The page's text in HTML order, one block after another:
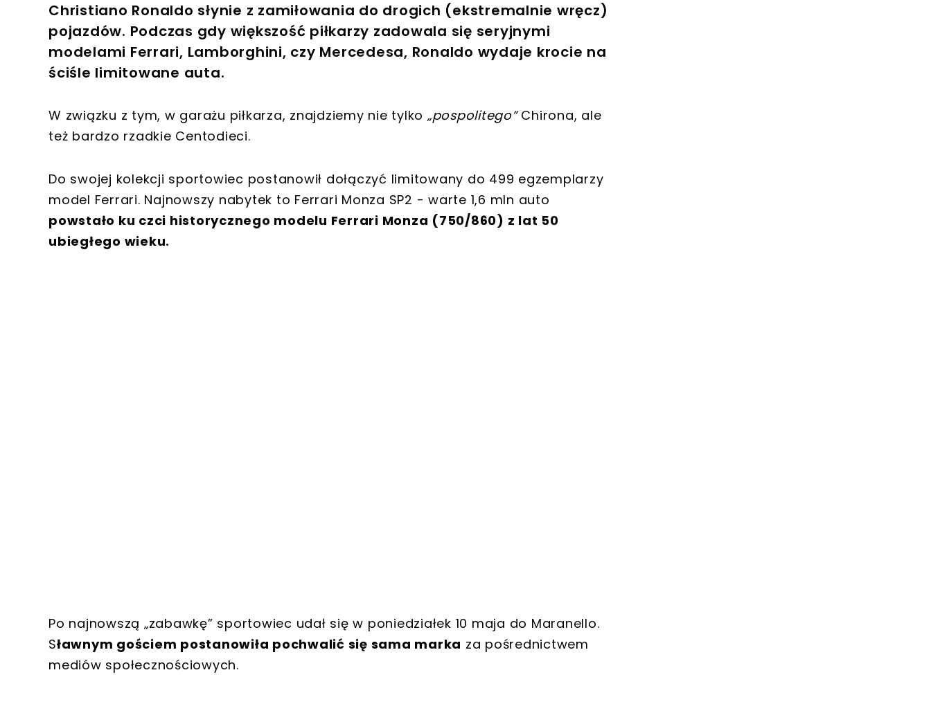
Christiano Ronaldo słynie z zamiłowania do drogich (ekstremalnie wręcz)
pojazdów. Podczas gdy większość piłkarzy zadowala się seryjnymi
modelami Ferrari, Lamborghini, czy Mercedesa, Ronaldo wydaje krocie na
ściśle limitowane auta.
W związku z tym, w garażu piłkarza, znajdziemy nie tylko „pospolitego”Chirona, ale
też bardzo rzadkie Centodieci.
Do swojej kolekcji sportowiec postanowił dołączyć limitowany do 499 egzemplarzy
model Ferrari. Najnowszy nabytek to Ferrari Monza SP2 - warte 1,6 mln auto
powstało ku czci historycznego modelu Ferrari Monza (750/860) z lat 50
ubiegłego wieku.
Po najnowszą „zabawkę” sportowiec udał się w poniedziałek 10 maja do Maranello.
Sławnym gościem postanowiła pochwalić się sama marka za pośrednictwem
mediów społecznościowych.